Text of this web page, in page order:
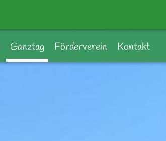
Ganztag Förderverein Kontakt